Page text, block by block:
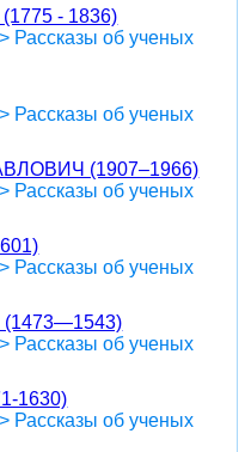
- 1836)
Рассказы об ученых
Рассказы об ученых
(1907–1966)
Рассказы об ученых
Рассказы об ученых
Рассказы об ученых
1630)
Рассказы об ученых